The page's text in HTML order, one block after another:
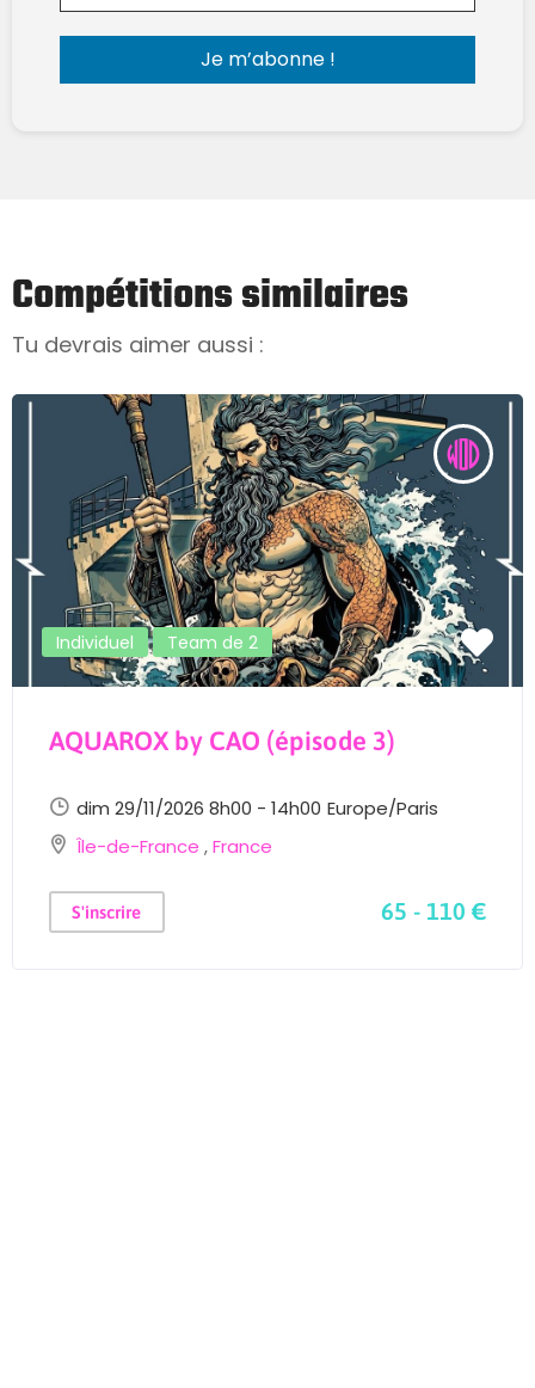
Compétitions similaires
Tu devrais aimer aussi :
Individuel Team de 2
AQUAROX by CAO (épisode 3)
dim 29/11/2026 8h00 - 14h00 Europe/Paris
Île-de-France ,France
S'inscrire 65 - 110 €